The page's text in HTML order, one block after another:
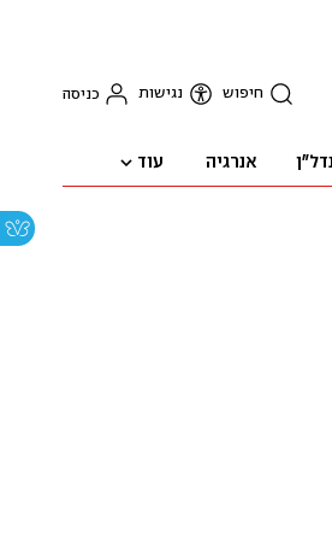
חיפוש נגישות כניסה
נדל"ן אנרגיה עוד